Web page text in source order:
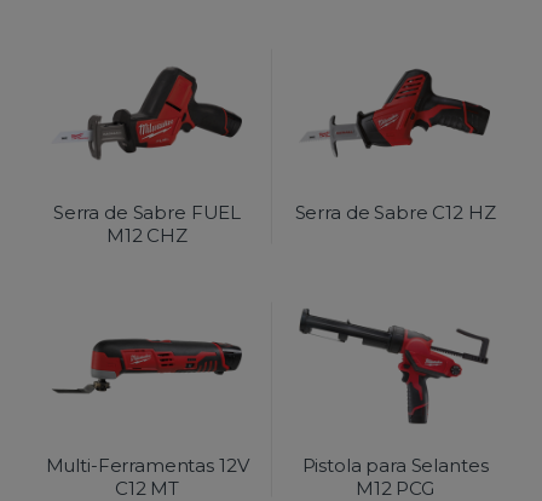
Serra de Sabre FUEL
M12 CHZ
Serra de Sabre C12 HZ
Multi-Ferramentas 12V
C12 MT
Pistola para Selantes
M12 PCG